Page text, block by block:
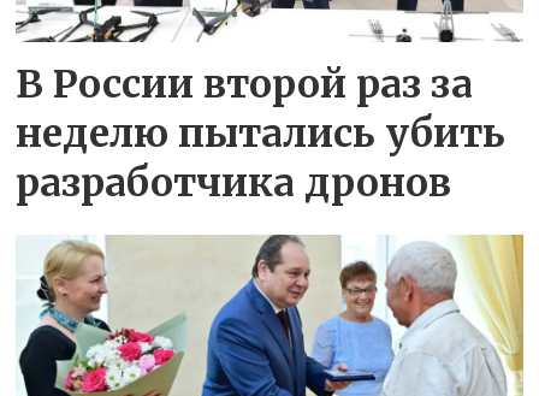
В России второй раз за
неделю пытались убить
разработчика дронов